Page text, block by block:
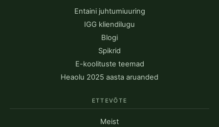
Entaini juhtumiuuring
IGG kliendilugu
Blogi
Spikrid
E-koolituste teemad
Heaolu 2025 aasta aruanded
ETTEVÕTE
Meist